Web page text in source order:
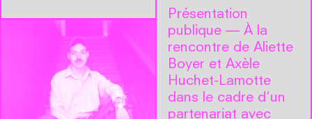
Présentation
publique — À la
rencontre de Aliette
Boyer et Axèle
Huchet-Lamotte
dans le cadre d’un
partenariat avec